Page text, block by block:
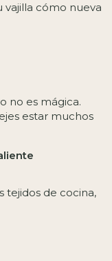
cómo nueva
no es mágica.
estar muchos
tejidos de cocina,